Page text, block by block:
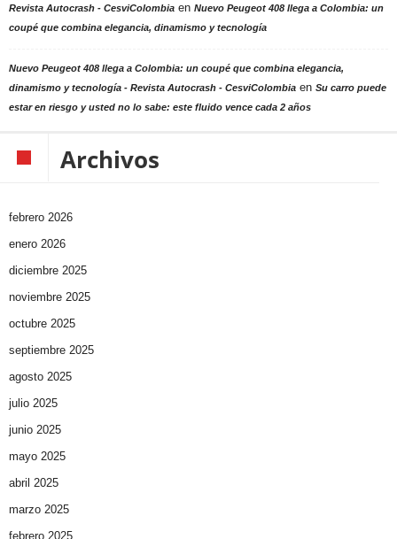
Revista Autocrash - CesviColombia en Nuevo Peugeot 408 llega a Colombia: un
coupé que combina elegancia, dinamismo y tecnología
Nuevo Peugeot 408 llega a Colombia: un coupé que combina elegancia,
dinamismo y tecnología - Revista Autocrash - CesviColombia en Su carro puede
estar en riesgo y usted no lo sabe: este fluido vence cada 2 años
Archivos
febrero 2026
enero 2026
diciembre 2025
noviembre 2025
octubre 2025
septiembre 2025
agosto 2025
julio 2025
junio 2025
mayo 2025
abril 2025
marzo 2025
febrero 2025